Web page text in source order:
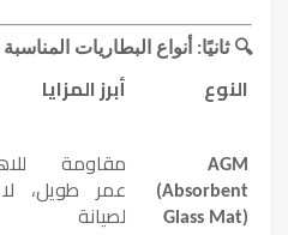
🔍 ثانيًا: أنواع البطاريات
النوع أبرز المزايا
AGM
(Absorbent
Glass Mat)
مقاومة
عمر طويل،
لصيانة